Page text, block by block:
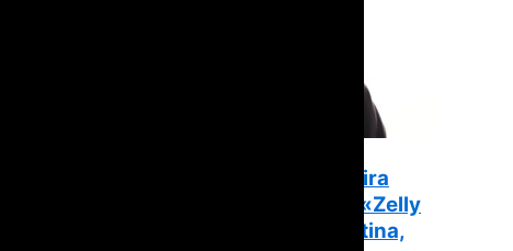
Zell anuncia su primera gira
internacional: así será el «Zelly
Tour» por España, Argentina,